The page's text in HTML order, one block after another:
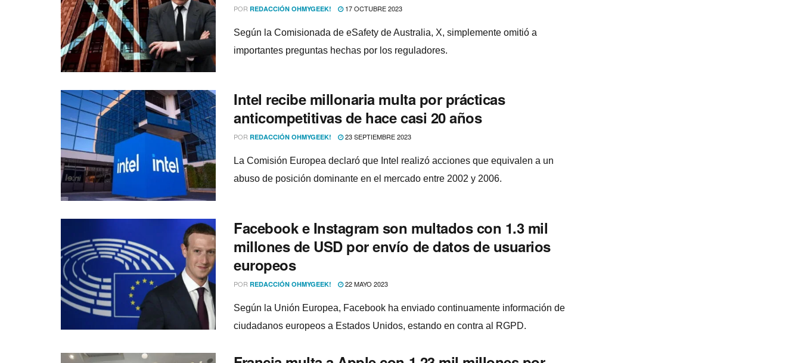
POR REDACCIÓN OHMYGEEK! 17 OCTUBRE 2023
Según la Comisionada de eSafety de Australia, X, simplemente omitió a
importantes preguntas hechas por los reguladores.
Intel recibe millonaria multa por prácticas
anticompetitivas de hace casi 20 años
POR REDACCIÓN OHMYGEEK! 23 SEPTIEMBRE 2023
La Comisión Europea declaró que Intel realizó acciones que equivalen a un
abuso de posición dominante en el mercado entre 2002 y 2006.
Facebook e Instagram son multados con 1.3 mil
millones de USD por envío de datos de usuarios
europeos
POR REDACCIÓN OHMYGEEK! 22 MAYO 2023
Según la Unión Europea, Facebook ha enviado continuamente información de
ciudadanos europeos a Estados Unidos, estando en contra al RGPD.